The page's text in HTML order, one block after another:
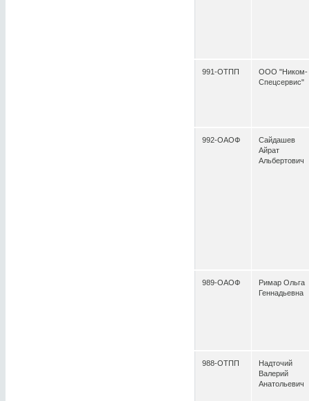
991-ОТПП
ООО "Ником-
Спецсервис"
992-ОАОФ
Сайдашев
Айрат
Альбертович
989-ОАОФ
Римар Ольга
Геннадьевна
988-ОТПП
Надточий
Валерий
Анатольевич